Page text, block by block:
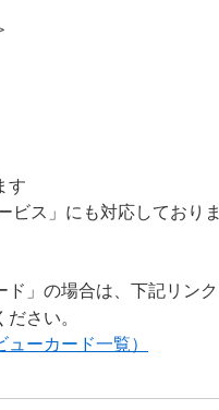
す
ビス」にも対応しておりま
ド」の場合は、下記リンク
さい。
ーカード一覧）